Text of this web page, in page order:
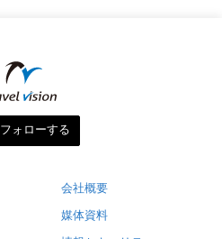
フォローする
会社概要
媒体資料